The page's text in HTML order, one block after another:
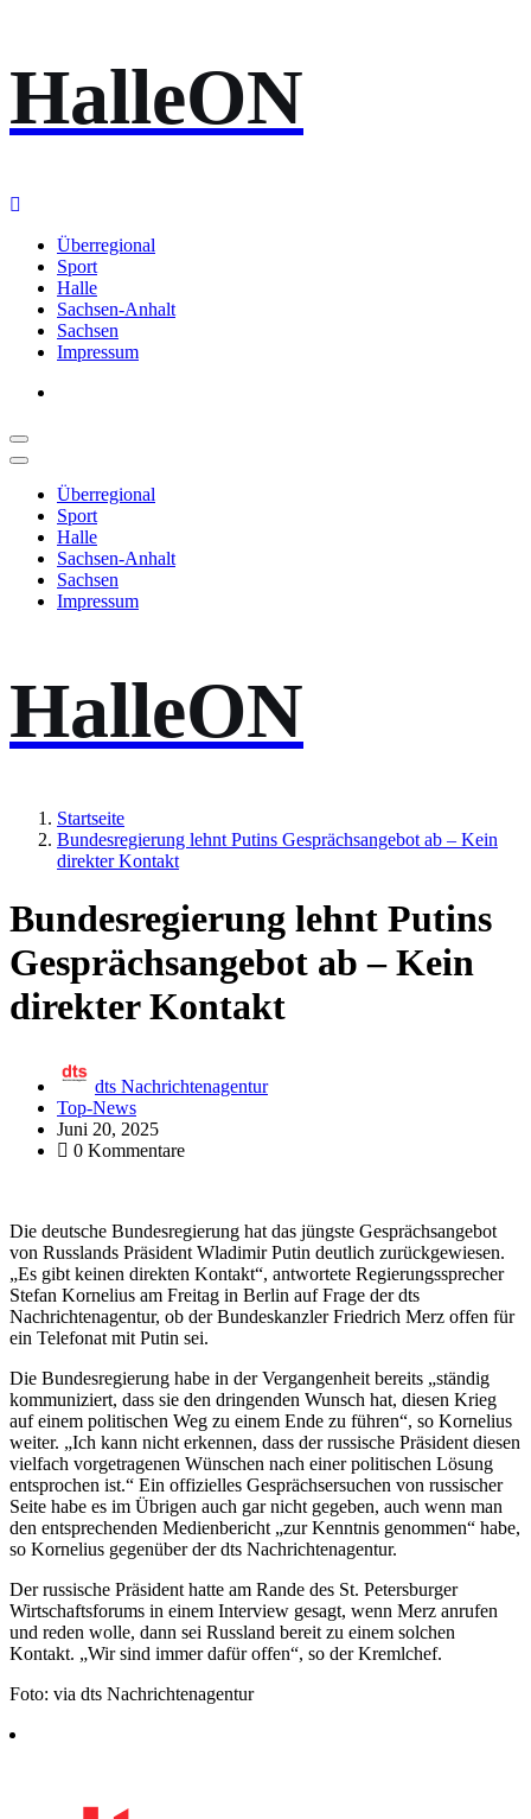
Inhalt
springen
HalleON
Überregional
Sport
Halle
Sachsen-Anhalt
Sachsen
Impressum
Überregional
Sport
Halle
Sachsen-Anhalt
Sachsen
Impressum
HalleON
Startseite
Bundesregierung lehnt Putins Gesprächsangebot ab – Kein
direkter Kontakt
Bundesregierung lehnt Putins
Gesprächsangebot ab – Kein
direkter Kontakt
dts Nachrichtenagentur
Top-News
Juni 20, 2025
0 Kommentare
Die deutsche Bundesregierung hat das jüngste Gesprächsangebot
von Russlands Präsident Wladimir Putin deutlich zurückgewiesen.
„Es gibt keinen direkten Kontakt“, antwortete Regierungssprecher
Stefan Kornelius am Freitag in Berlin auf Frage der dts
Nachrichtenagentur, ob der Bundeskanzler Friedrich Merz offen für
ein Telefonat mit Putin sei.
Die Bundesregierung habe in der Vergangenheit bereits „ständig
kommuniziert, dass sie den dringenden Wunsch hat, diesen Krieg
auf einem politischen Weg zu einem Ende zu führen“, so Kornelius
weiter. „Ich kann nicht erkennen, dass der russische Präsident diesen
vielfach vorgetragenen Wünschen nach einer politischen Lösung
entsprochen ist.“ Ein offizielles Gesprächsersuchen von russischer
Seite habe es im Übrigen auch gar nicht gegeben, auch wenn man
den entsprechenden Medienbericht „zur Kenntnis genommen“ habe,
so Kornelius gegenüber der dts Nachrichtenagentur.
Der russische Präsident hatte am Rande des St. Petersburger
Wirtschaftsforums in einem Interview gesagt, wenn Merz anrufen
und reden wolle, dann sei Russland bereit zu einem solchen
Kontakt. „Wir sind immer dafür offen“, so der Kremlchef.
Foto: via dts Nachrichtenagentur